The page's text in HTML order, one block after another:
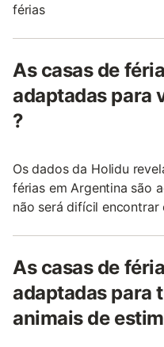
férias
As casas de
adaptadas para
?
Os dados da Holidu
férias em Argentina são
não será difícil
As casas de
adaptadas para
animais de